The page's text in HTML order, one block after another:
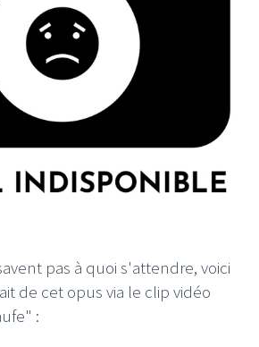
pas à quoi s'attendre, voici
de cet opus via le clip vidéo
: